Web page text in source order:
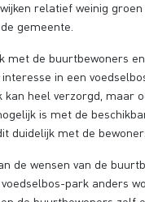
relatief weinig
gemeente.
met de buurtbewoners
in een
kan heel verzorgd, maar
is met de
duidelijk met de
de wensen van de
park anders